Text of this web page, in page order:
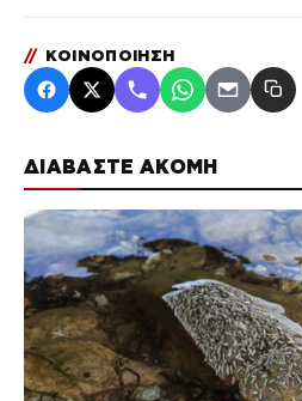
ΔΙΑΒΑΣΤΕ ΑΚΟΜΗ
// ΚΟΙΝΟΠΟΙΗΣΗ